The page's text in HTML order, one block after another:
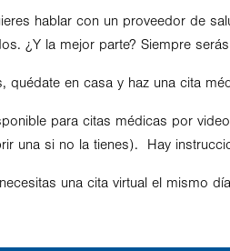
hablar con un proveedor de
¿Y la mejor parte? Siempre
quédate en casa y haz una cita
para citas médicas por
una si no la tienes). Hay
una cita virtual el mismo